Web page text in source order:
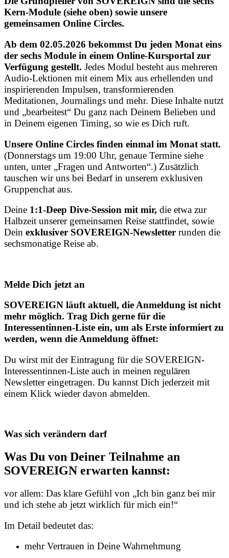
Kern-Module (siehe oben) sowie unsere
gemeinsamen Online Circles.
Ab dem 02.05.2026 bekommst Du jeden Monat eins
der sechs Module in einem Online-Kursportal zur
Verfügung gestellt. Jedes Modul besteht aus mehreren
Audio-Lektionen mit einem Mix aus erhellenden und
inspirierenden Impulsen, transformierenden
Meditationen, Journalings und mehr. Diese Inhalte nutzt
und „bearbeitest“ Du ganz nach Deinem Belieben und
in Deinem eigenen Timing, so wie es Dich ruft.
Unsere Online Circles finden einmal im Monat statt.
(Donnerstags um 19:00 Uhr, genaue Termine siehe
unten, unter „Fragen und Antworten“.) Zusätzlich
tauschen wir uns bei Bedarf in unserem exklusiven
Gruppenchat aus.
Deine 1:1-Deep Dive-Session mit mir, die etwa zur
Halbzeit unserer gemeinsamen Reise stattfindet, sowie
Dein exklusiver SOVEREIGN-Newsletter runden die
sechsmonatige Reise ab.
Melde Dich jetzt an
SOVEREIGN läuft aktuell, die Anmeldung ist nicht
mehr möglich. Trag Dich gerne für die
Interessentinnen-Liste ein, um als Erste informiert zu
werden, wenn die Anmeldung öffnet:
Du wirst mit der Eintragung für die SOVEREIGN-
Interessentinnen-Liste auch in meinen regulären
Newsletter eingetragen. Du kannst Dich jederzeit mit
einem Klick wieder davon abmelden.
Was sich verändern darf
Was Du von Deiner Teilnahme an
SOVEREIGN erwarten kannst:
vor allem: Das klare Gefühl von „Ich bin ganz bei mir
und ich stehe ab jetzt wirklich für mich ein!“
Im Detail bedeutet das:
mehr Vertrauen in Deine Wahrnehmung